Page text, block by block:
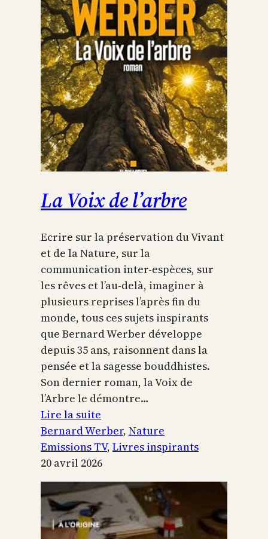
La Voix de l’arbre
Ecrire sur la préservation du Vivant
et de la Nature, sur la
communication inter-espèces, sur
les rêves et l’au-delà, imaginer à
plusieurs reprises l’après fin du
monde, tous ces sujets inspirants
que Bernard Werber développe
depuis 35 ans, raisonnent dans la
pensée et la sagesse bouddhistes.
Son dernier roman, la Voix de
l’Arbre le démontre…
Lire la suite
La
Voix
de
l’arbre
Bernard Werber, Nature
Emissions TV, Livres inspirants
20 avril 2026